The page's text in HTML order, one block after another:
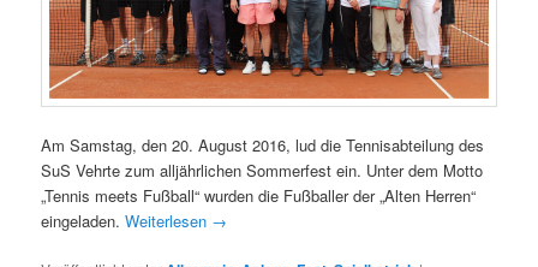
Am Samstag, den 20. August 2016, lud die Tennisabteilung des
SuS Vehrte zum alljährlichen Sommerfest ein. Unter dem Motto
„Tennis meets Fußball“ wurden die Fußballer der „Alten Herren“
eingeladen.Weiterlesen →